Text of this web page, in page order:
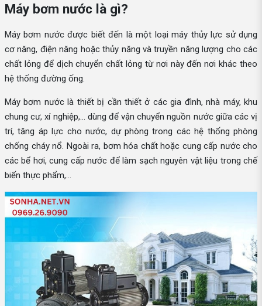
Máy bơm nước là gì?
Máy bơm nước được biết đến là một loại máy thủy lực sử dụng
cơ năng, điện năng hoặc thủy năng và truyền năng lượng cho các
chất lỏng để dịch chuyển chất lỏng từ nơi này đến nơi khác theo
hệ thống đường ống.
Máy bơm nước là thiết bị cần thiết ở các gia đình, nhà máy, khu
chung cư, xí nghiệp,... dùng để vận chuyển nguồn nước giữa các vị
trí, tăng áp lực cho nước, dự phòng trong các hệ thống phòng
chống cháy nổ. Ngoài ra, bơm hóa chất hoặc cung cấp nước cho
các bể hơi, cung cấp nước để làm sạch nguyên vật liệu trong chế
biến thực phẩm,...